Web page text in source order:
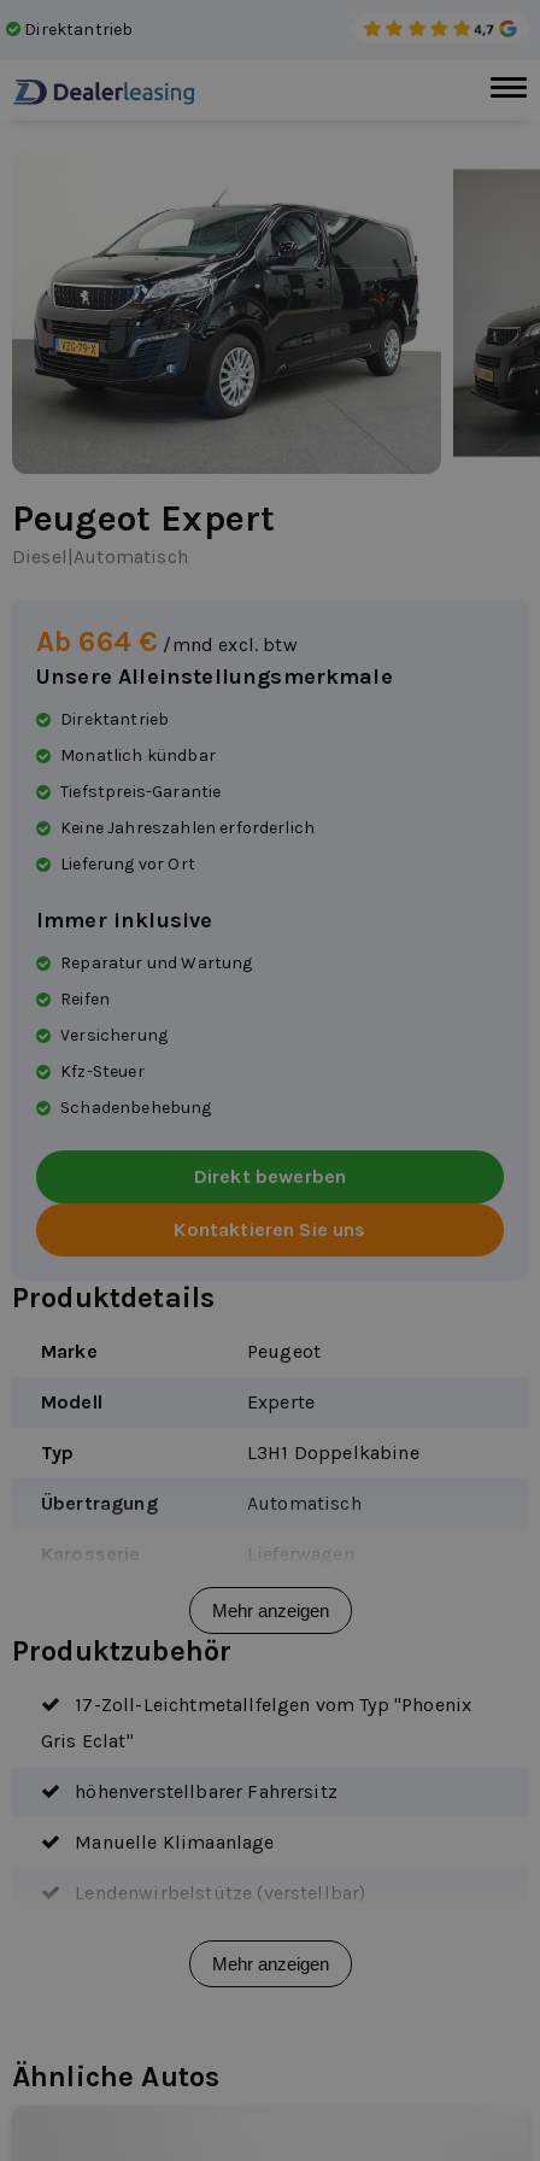
Direktantrieb
Peugeot Expert
Diesel |Automatisch
Ab 664 € /mnd excl. btw
Unsere Alleinstellungsmerkmale
Direktantrieb
Monatlich kündbar
Tiefstpreis-Garantie
Keine Jahreszahlen erforderlich
Lieferung vor Ort
Immer inklusive
Reparatur und Wartung
Reifen
Versicherung
Kfz-Steuer
Schadenbehebung
Direkt bewerben
Kontaktieren Sie uns
Produktdetails
Marke Peugeot
Modell Experte
Typ L3H1 Doppelkabine
Übertragung Automatisch
Karosserie Lieferwagen
Nutzfahrzeug
Mehr anzeigen
Produktzubehör
17-Zoll-Leichtmetallfelgen vom Typ "Phoenix
Gris Eclat"
höhenverstellbarer Fahrersitz
Manuelle Klimaanlage
Lendenwirbelstütze (verstellbar)
Metallic-Farbe
Navigationssystem vollständige Karte
Mehr anzeigen
Ähnliche Autos